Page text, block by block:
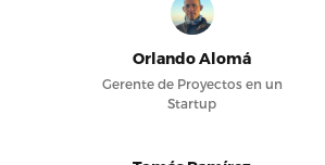
Orlando Alomá
Gerente de Proyectos en un
Startup